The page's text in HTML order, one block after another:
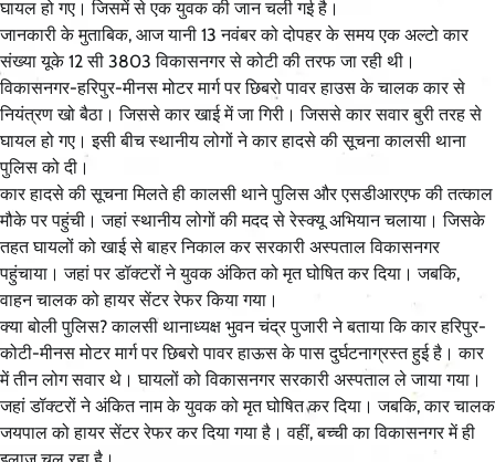
घायल हो गए। जिसमें से एक युवक की जान चली गई है।
जानकारी के मुताबिक, आज यानी 13 नवंबर को दोपहर के समय एक अल्टो कार
संख्या यूके 12 सी 3803 विकासनगर से कोटी की तरफ जा रही थी।
विकासनगर-हरिपुर-मीनस मोटर मार्ग पर छिबरो पावर हाउस के चालक कार से
नियंत्रण खो बैठा। जिससे कार खाई में जा गिरी। जिससे कार सवार बुरी तरह से
घायल हो गए। इसी बीच स्थानीय लोगों ने कार हादसे की सूचना कालसी थाना
पुलिस को दी।
कार हादसे की सूचना मिलते ही कालसी थाने पुलिस और एसडीआरएफ की तत्काल
मौके पर पहुंची। जहां स्थानीय लोगों की मदद से रेस्क्यू अभियान चलाया। जिसके
तहत घायलों को खाई से बाहर निकाल कर सरकारी अस्पताल विकासनगर
पहुंचाया। जहां पर डॉक्टरों ने युवक अंकित को मृत घोषित कर दिया। जबकि,
वाहन चालक को हायर सेंटर रेफर किया गया।
क्या बोली पुलिस? कालसी थानाध्यक्ष भुवन चंद्र पुजारी ने बताया कि कार हरिपुर-
कोटी-मीनस मोटर मार्ग पर छिबरो पावर हाऊस के पास दुर्घटनाग्रस्त हुई है। कार
में तीन लोग सवार थे। घायलों को विकासनगर सरकारी अस्पताल ले जाया गया।
जहां डॉक्टरों ने अंकित नाम के युवक को मृत घोषित कर दिया। जबकि, कार चालक
जयपाल को हायर सेंटर रेफर कर दिया गया है। वहीं, बच्ची का विकासनगर में ही